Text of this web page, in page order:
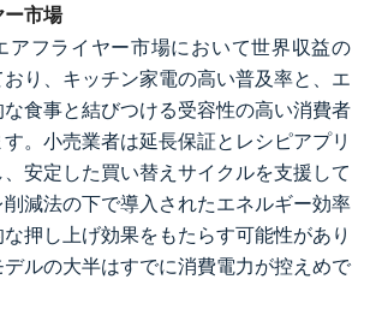
市場
アフライヤー市場において世界収益の
おり、キッチン家電の高い普及率と、エ
食事と結びつける受容性の高い消費者
。小売業者は延長保証とレシピアプリ
安定した買い替えサイクルを支援して
減法の下で導入されたエネルギー効率
押し上げ効果をもたらす可能性があり
デルの大半はすでに消費電力が控えめで